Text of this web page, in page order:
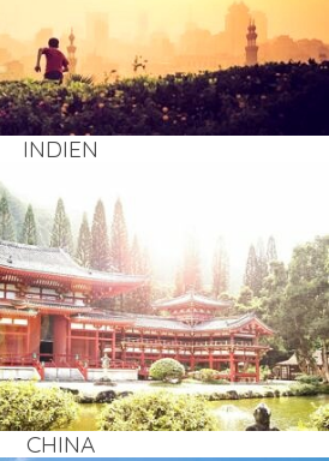
INDI­EN
CHI­NA